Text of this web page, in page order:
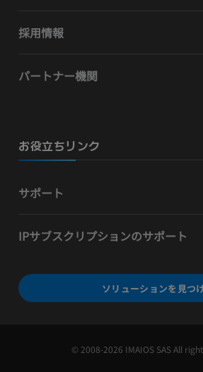
採用情報
パートナー機関
お役立ちリンク
サポート
IPサブスクリプションのサポート
ソリューションを見つ
© 2008-2026 IMAIOS SAS All